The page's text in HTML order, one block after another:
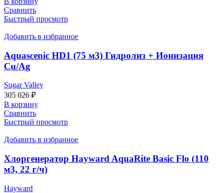
Сравнить
Быстрый просмотр
Добавить в избранное
Aquascenic HD1 (75 м3) Гидролиз + Ионизация
Cu/Ag
Sugar Valley
305 026 ₽
В корзину
Сравнить
Быстрый просмотр
Добавить в избранное
Хлоргенератор Hayward AquaRite Basic Flo (110
м3, 22 г/ч)
Hayward